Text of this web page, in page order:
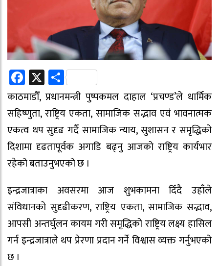
Facebook
X Share
काठमाडौँ, प्रधानमन्त्री पुष्पकमल दाहाल ‘प्रचण्ड’ले धार्मिक
सहिष्णुता, राष्ट्रिय एकता, सामाजिक सद्भाव एवं भावनात्मक
एकत्व थप सुदृढ गर्दै सामाजिक न्याय, सुशासन र समृद्धिको
दिशामा दृढतापूर्वक अगाडि बढ्नु आजको राष्ट्रिय कार्यभार
रहेको बताउनुभएको छ ।
इन्द्रजात्राका अवसरमा आज शुभकामना दिँदै उहाँले
संविधानको सुदृढीकरण, राष्ट्रिय एकता, सामाजिक सद्भाव,
आपसी अन्तर्घुलन कायम गरी समृद्धिको राष्ट्रिय लक्ष्य हासिल
गर्न इन्द्रजात्राले थप प्रेरणा प्रदान गर्ने विश्वास व्यक्त गर्नुभएको
छ ।